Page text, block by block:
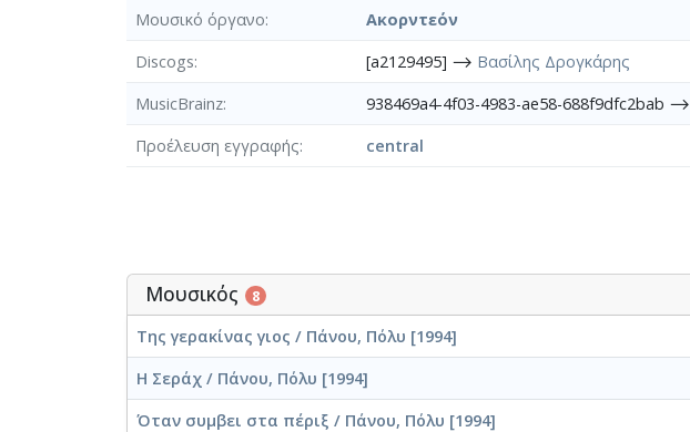
Μουσικό όργανο
Ακορντεόν
Discogs
[a2129495] ⟶ Βασίλης Δρογκάρης
MusicBrainz
938469a4-4f03-4983-ae58-688f9dfc2bab ⟶
Προέλευση εγγραφής
central
Μουσικός 8
Της γερακίνας γιος / Πάνου, Πόλυ [1994]
Η Σεράχ / Πάνου, Πόλυ [1994]
Όταν συμβει στα πέριξ / Πάνου, Πόλυ [1994]